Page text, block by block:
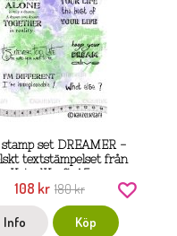
set DREAMER -
textstämpelset från
KatzelKraft A5
108 kr 180 kr
Info Köp